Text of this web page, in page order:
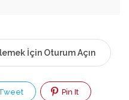
İçin Oturum Açın
Pin It